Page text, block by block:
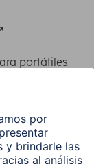
portátiles